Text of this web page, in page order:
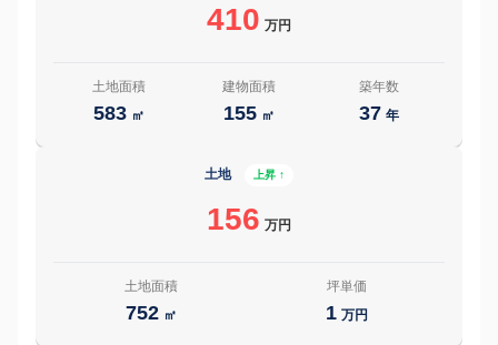
410 万円
土地面積
583 ㎡
建物面積
155 ㎡
築年数
37 年
土地 上昇 ↑
156 万円
土地面積
752 ㎡
坪単価
1 万円